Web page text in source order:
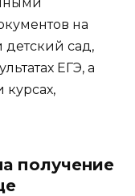
на
детский сад,
ЕГЭ, а
курсах,
получение